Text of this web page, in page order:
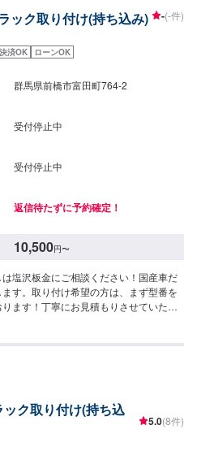
ック取り付け(持ち込み) -(-件)
済OK ローンOK
群馬県前橋市富田町764-2
受付停止中
受付停止中
返信待たずに予約確定！
10,500円〜
塩沢板金にご相談ください！国産車だ
す。取り付け希望の方は、まず型番を
ます！丁寧にお見積もりさせていただ
ク取り付け(持ち込
5.0(8件)